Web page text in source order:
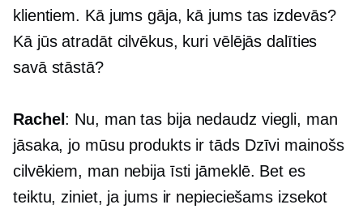
klientiem. Kā jums gāja, kā jums tas izdevās?
Kā jūs atradāt cilvēkus, kuri vēlējās dalīties
savā stāstā?
Rachel : Nu, man tas bija nedaudz viegli, man
jāsaka, jo mūsu produkts ir tāds Dzīvi mainošs
cilvēkiem, man nebija īsti jāmeklē. Bet es
teiktu, ziniet, ja jums ir nepieciešams izsekot